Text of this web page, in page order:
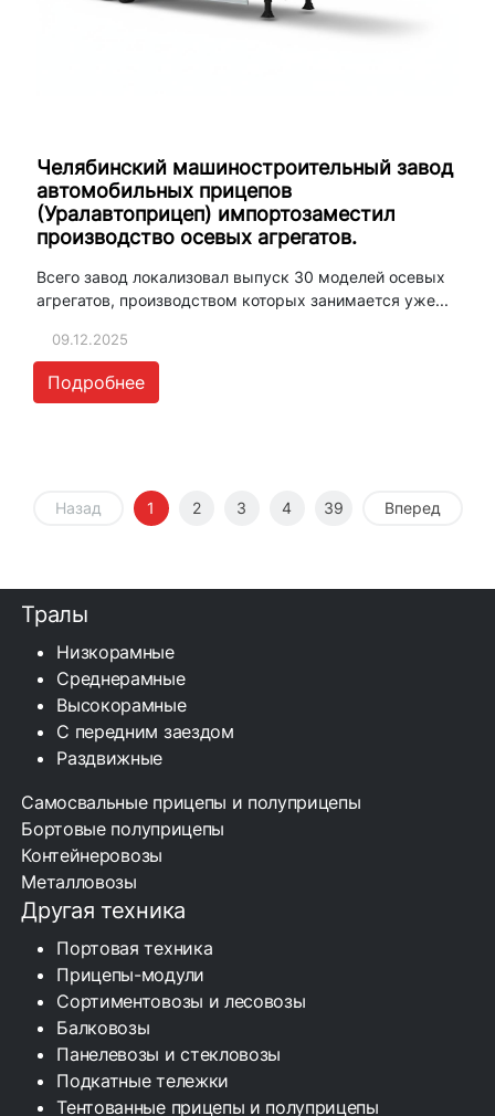
Челябинский машиностроительный завод
автомобильных прицепов
(Уралавтоприцеп) импортозаместил
производство осевых агрегатов.
Всего завод локализовал выпуск 30 моделей осевых
агрегатов, производством которых занимается уже...
09.12.2025
Подробнее
Назад 1 2 3 4 39 Вперед
Тралы
Низкорамные
Среднерамные
Высокорамные
С передним заездом
Раздвижные
Самосвальные прицепы и полуприцепы
Бортовые полуприцепы
Контейнеровозы
Металловозы
Другая техника
Портовая техника
Прицепы-модули
Сортиментовозы и лесовозы
Балковозы
Панелевозы и стекловозы
Подкатные тележки
Тентованные прицепы и полуприцепы